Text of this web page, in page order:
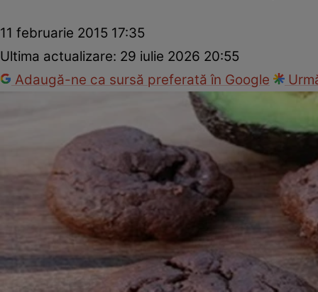
11 februarie 2015 17:35
Ultima actualizare: 29 iulie 2026 20:55
Adaugă-ne ca sursă preferată în Google